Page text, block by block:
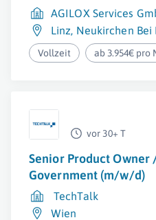
AGILOX Services
Linz, Neukirchen Bei
Vollzeit ab 3.954€ pro
vor 30+ T
Senior Product Owner
Government (m/w/d)
TechTalk
Wien